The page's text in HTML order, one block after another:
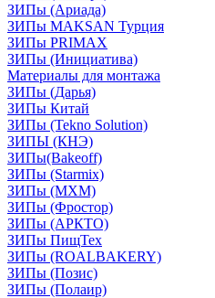
ЗИПы (Ариада)
ЗИПы MAKSAN Турция
ЗИПы PRIMAX
ЗИПы (Инициатива)
Материалы для монтажа
ЗИПы (Дарья)
ЗИПы Китай
ЗИПы (Tekno Solution)
ЗИПЫ (КНЭ)
ЗИПы(Bakeoff)
ЗИПы (Starmix)
ЗИПы (МХМ)
ЗИПы (Фростор)
ЗИПы (АРКТО)
ЗИПы ПищТех
ЗИПы (ROALBAKERY)
ЗИПы (Позис)
ЗИПы (Полаир)